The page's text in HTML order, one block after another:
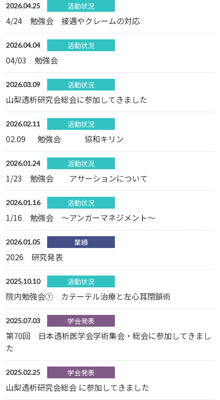
2026.04.25 活動状況
4/24 勉強会 接遇やクレームの対応
2026.04.04 活動状況
04/03 勉強会
2026.03.09 活動状況
山梨透析研究会総会に参加してきました
2026.02.11 活動状況
02.09 勉強会 協和キリン
2026.01.24 活動状況
1/23 勉強会 アサーションについて
2026.01.16 活動状況
1/16 勉強会 ～アンガーマネジメント～
2026.01.05 業績
2026 研究発表
2025.10.10 活動状況
院内勉強会① カテーテル治療と左心耳閉鎖術
2025.07.03 学会発表
第70回 日本透析医学会学術集会・総会に参加してきまし
た
2025.02.25 学会発表
山梨透析研究会総会 に参加してきました